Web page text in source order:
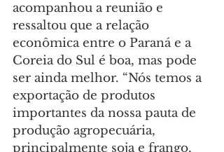
acompanhou a reunião e
ressaltou que a relação
econômica entre o Paraná e a
Coreia do Sul é boa, mas pode
ser ainda melhor. “Nós temos a
exportação de produtos
importantes da nossa pauta de
produção agropecuária,
principalmente soja e frango,